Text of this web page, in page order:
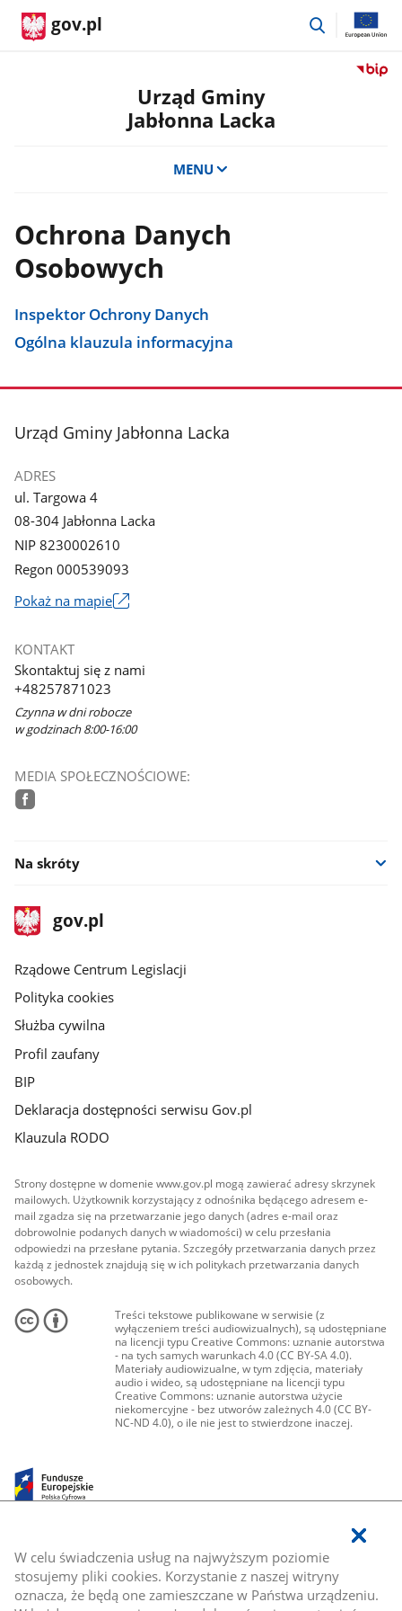
W celu świadczenia usług na najwyższym poziomie
stosujemy pliki cookies. Korzystanie z naszej witryny
oznacza, że będą one zamieszczane w Państwa urządzeniu.
gov.pl
przejdź
Przejdź
Urząd Gminy
Jabłonna Lacka
MENU
Ochrona Danych
Osobowych
Inspektor Ochrony Danych
Ogólna klauzula informacyjna
stopka
Urząd Gminy Jabłonna Lacka
ADRES
ul. Targowa 4
08-304 Jabłonna Lacka
NIP 8230002610
Regon 000539093
Pokaż na mapieLink
nowym
KONTAKT
Skontaktuj się z nami
+48257871023
Czynna w dni robocze
w godzinach 8:00-16:00
MEDIA SPOŁECZNOŚCIOWE:
Na skróty
stopka
gov.plStrona
gov.pl
Rządowe Centrum Legislacji
Polityka cookies
Służba cywilna
Profil zaufany
BIP
Deklaracja dostępności serwisu Gov.pl
Klauzula RODO
Strony dostępne w domenie www.gov.pl mogą zawierać adresy skrzynek
mailowych. Użytkownik korzystający z odnośnika będącego adresem e-
mail zgadza się na przetwarzanie jego danych (adres e-mail oraz
dobrowolnie podanych danych w wiadomości) w celu przesłania
odpowiedzi na przesłane pytania. Szczegóły przetwarzania danych przez
każdą z jednostek znajdują się w ich politykach przetwarzania danych
osobowych.
Treści tekstowe publikowane w serwisie (z
wyłączeniem treści audiowizualnych), są udostępniane
na licencji typu Creative Commons: uznanie autorstwa
- na tych samych warunkach 4.0 (CC BY-SA 4.0).
Materiały audiowizualne, w tym zdjęcia, materiały
audio i wideo, są udostępniane na licencji typu
Creative Commons: uznanie autorstwa użycie
niekomercyjne - bez utworów zależnych 4.0 (CC BY-
NC-ND 4.0), o ile nie jest to stwierdzone inaczej.